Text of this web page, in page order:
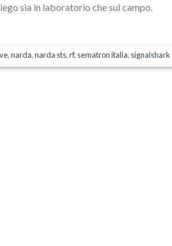
sia in laboratorio che sul campo.
,narda,narda sts,rf, sematron italia, signalshark